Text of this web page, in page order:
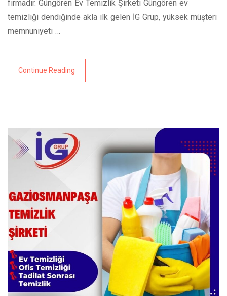
firmadır. Güngören Ev Temizlik Şirketi Güngören ev
temizliği dendiğinde akla ilk gelen İG Grup, yüksek müşteri
memnuniyeti …
Continue Reading